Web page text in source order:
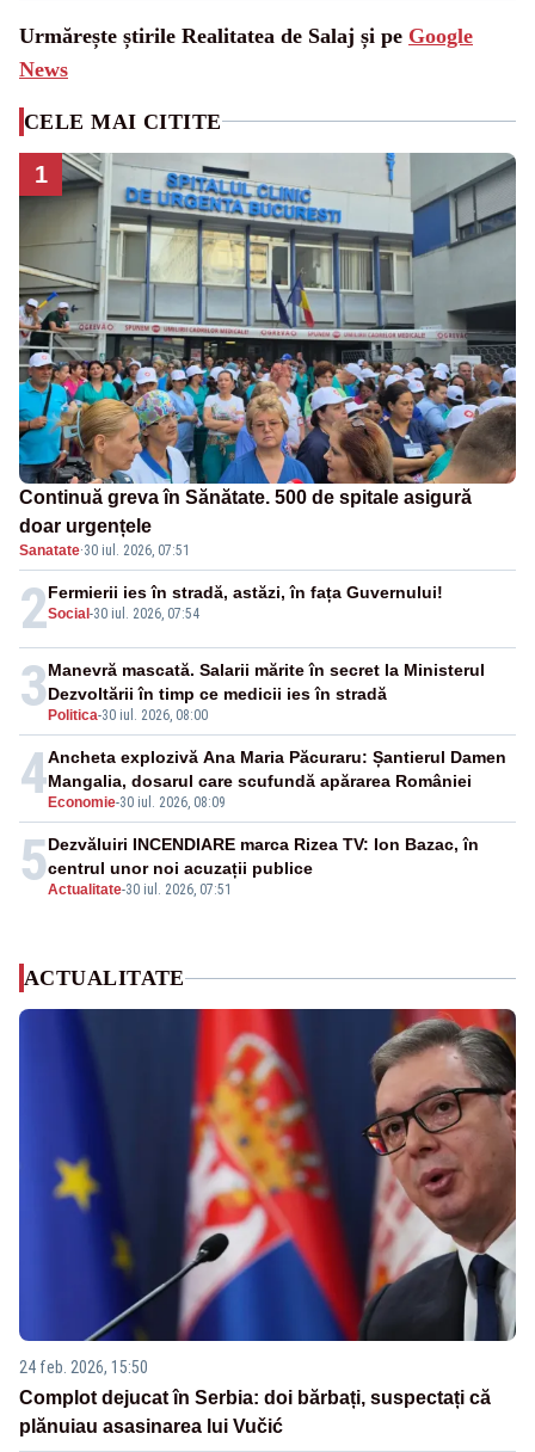
Urmărește știrile Realitatea de Salaj și pe Google
News
CELE MAI CITITE
1
Continuă greva în Sănătate. 500 de spitale asigură
doar urgențele
Sanatate·30 iul. 2026, 07:51
2Social -30 iul. 2026, 07:54
Fermierii ies în stradă, astăzi, în fața Guvernului!
3 Politica-30 iul. 2026, 08:00
Manevră mascată. Salarii mărite în secret la Ministerul
Dezvoltării în timp ce medicii ies în stradă
4 Economie-30 iul. 2026, 08:09
Ancheta explozivă Ana Maria Păcuraru: Șantierul Damen
Mangalia, dosarul care scufundă apărarea României
5Actualitate-30 iul. 2026, 07:51
Dezvăluiri INCENDIARE marca Rizea TV: Ion Bazac, în
centrul unor noi acuzații publice
ACTUALITATE
24 feb. 2026, 15:50
Complot dejucat în Serbia: doi bărbați, suspectați că
plănuiau asasinarea lui Vučić